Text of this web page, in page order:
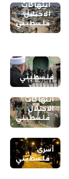
انتهاكات
الاحتلال
فلسطيني
فلسطيني
انتهاكات
الاحتلال
فلسطيني
أسرى
فلسطيني